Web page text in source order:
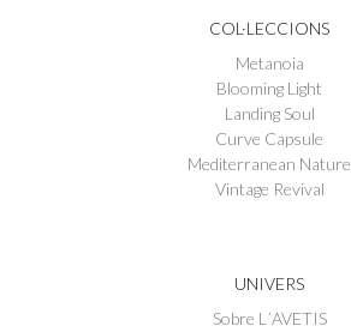
COL·LECCIONS
Metanoia
Blooming Light
Landing Soul
Curve Capsule
Mediterranean Nature
Vintage Revival
UNIVERS
Sobre L´AVETIS